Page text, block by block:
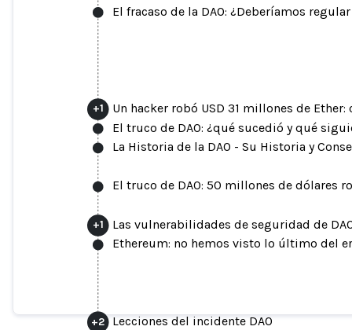
El fracaso de la DAO: ¿Deberíamos
+1 Un hacker robó USD 31 millones de
El truco de DAO: ¿qué sucedió y qué
La Historia de la DAO - Su Historia y
El truco de DAO: 50 millones de dólares
+1
Las vulnerabilidades de seguridad de
Ethereum: no hemos visto lo último del
+2 Lecciones del incidente DAO